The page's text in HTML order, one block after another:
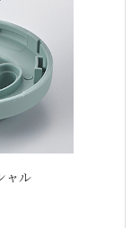
ャル